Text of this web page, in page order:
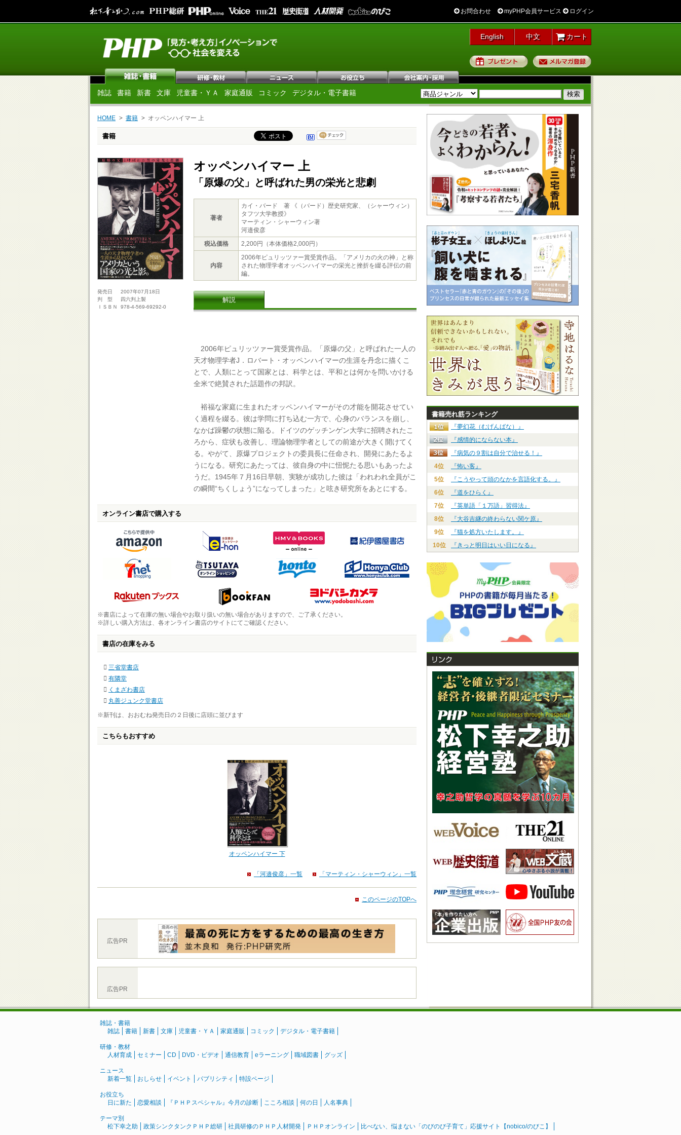
お問合わせ myPHP会員サービス ログイン
English 中文 カート
プレゼント
雑誌 書籍 新書 文庫 児童書・ＹＡ 家庭通販 コミック デジタル・電子書籍
HOME 書籍 オッペンハイマー 上
書籍
発売日
2007年07月18日
判 型
四六判上製
ＩＳＢＮ
978-4-569-69292-0
オッペンハイマー 上
「原爆の父」と呼ばれた男の栄光と悲劇
著者
カイ・バード 著 《（バード）歴史研究家、（シャーウィン）
タフツ大学教授》
マーティン・シャーウィン著
河邉俊彦
税込価格
2,200円（本体価格2,000円）
内容
2006年ピュリッツァー賞受賞作品。「アメリカの火の神」と称
された物理学者オッペンハイマーの栄光と挫折を綴る評伝の前
編。
解説
2006年ピュリッツァー賞受賞作品。「原爆の父」と呼ばれた一人の
天才物理学者J．ロバート・オッペンハイマーの生涯を丹念に描くこ
とで、人類にとって国家とは、科学とは、平和とは何かを問いかける
全米で絶賛された話題作の邦訳。
裕福な家庭に生まれたオッペンハイマーがその才能を開花させてい
く過程を綴る。彼は学問に打ち込む一方で、心身のバランスを崩し、
なかば躁鬱の状態に陥る。ドイツのゲッチンゲン大学に招聘されたこ
ろから、症状も改善し、理論物理学者としての前途が大きく開けてく
る。やがて、原爆プロジェクトの委員長に任命され、開発にあたるよ
うになる。研究にあたっては、彼自身の中に忸怩たる思いもあったよ
うだ。1945年７月16日早朝、実験が成功した彼は「われわれ全員がこ
の瞬間“ちくしょう”になってしまった」と呟き研究所をあとにする。
オンライン書店で購入する
※書店によって在庫の無い場合やお取り扱いの無い場合がありますので、ご了承ください。
※詳しい購入方法は、各オンライン書店のサイトにてご確認ください。
書店の在庫をみる
三省堂書店
有隣堂
くまざわ書店
丸善ジュンク堂書店
※新刊は、おおむね発売日の２日後に店頭に並びます
こちらもおすすめ
オッペンハイマー 下
「マーティン・シャーウィン」一覧
「河邉俊彦」一覧
このページのTOPへ
広告PR
広告PR
書籍売れ筋ランキング
『夢幻花（むげんばな）』
『感情的にならない本』
『病気の９割は自分で治せる！』
4位
『怖い客』
5位
『こうやって頭のなかを言語化する。』
6位
『道をひらく』
7位
『英単語「１万語」習得法』
8位
『大谷吉継の終わらない関ケ原』
9位
『猫を処方いたします。』
10位
『きっと明日はいい日になる』
雑誌・書籍
雑誌
書籍 新書 文庫 児童書・ＹＡ 家庭通販 コミック デジタル・電子書籍
研修・教材
人材育成
セミナー CD DVD・ビデオ 通信教育 eラーニング 職域図書 グッズ
ニュース
新着一覧
おしらせ イベント パブリシティ 特設ページ
お役立ち
日に新た
恋愛相談 『ＰＨＰスペシャル』今月の診断 こころ相談 何の日 人名事典
テーマ別
松下幸之助
政策シンクタンクＰＨＰ総研 社員研修のＰＨＰ人材開発 ＰＨＰオンライン 比べない、悩まない「のびのび子育て」応援サイト【nobico/のびこ】